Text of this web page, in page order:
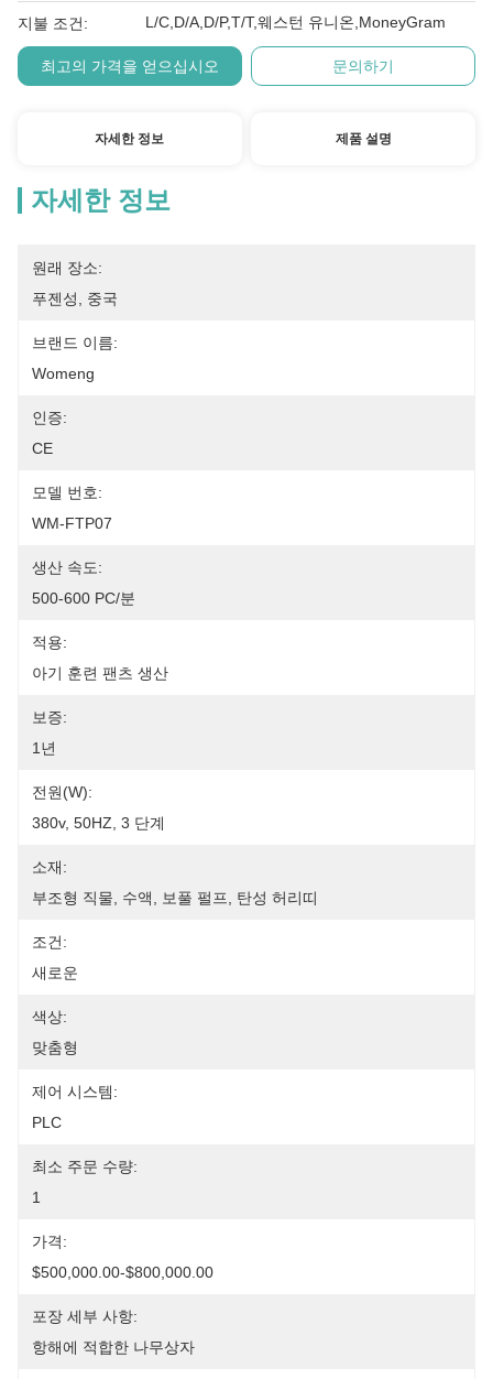
지불 조건: L/C,D/A,D/P,T/T,웨스턴 유니온,MoneyGram
최고의 가격을 얻으십시오 문의하기
자세한 정보 제품 설명
자세한 정보
원래 장소:
푸젠성, 중국
브랜드 이름:
Womeng
인증:
CE
모델 번호:
WM-FTP07
생산 속도:
500-600 PC/분
적용:
아기 훈련 팬츠 생산
보증:
1년
전원(w):
380v, 50HZ, 3 단계
소재:
부조형 직물, 수액, 보풀 펄프, 탄성 허리띠
조건:
새로운
색상:
맞춤형
제어 시스템:
PLC
최소 주문 수량:
1
가격:
$500,000.00-$800,000.00
포장 세부 사항:
항해에 적합한 나무상자